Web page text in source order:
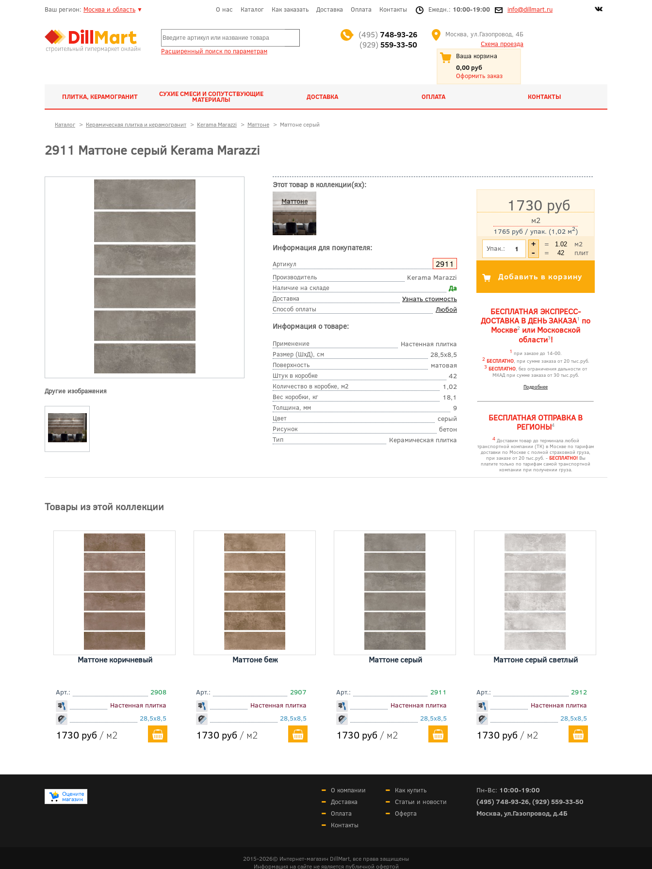
Ваш регион: Москва и область ▼ О нас Каталог Как заказать Доставка Оплата Контакты Ежедн.: 10:00-19:00 info@dillmart.ru
строительный гипермаркет онлайн Расширенный поиск по параметрам
(495) 748-93-26
(929) 559-33-50
Москва, ул.Газопровод, 4Б
Схема проезда
Ваша корзина
0,00 руб
Оформить заказ
ПЛИТКА, КЕРАМОГРАНИТ СУХИЕ СМЕСИ И СОПУТСТВУЮЩИЕ
МАТЕРИАЛЫ ДОСТАВКА ОПЛАТА КОНТАКТЫ
Каталог > Керамическая плитка и керамогранит > Kerama Marazzi > Маттоне > Маттоне серый
2911 Маттоне серый Kerama Marazzi
Другие изображения
Этот товар в коллекции(ях):
Маттоне
Информация для покупателя:
Артикул 2911
Производитель Kerama Marazzi
Наличие на складе Да
Доставка Узнать стоимость
Способ оплаты Любой
Информация о товаре:
Применение Настенная плитка
Размер (ШхД), см 28,5x8,5
Поверхность матовая
Штук в коробке 42
Количество в коробке, м2 1,02
Вес коробки, кг 18,1
Толщина, мм 9
Цвет серый
Рисунок бетон
Тип Керамическая плитка
1730 руб
1765 руб / упак. (1,02 м2)
м2
*Цена указана с учетом НДС
Упак.: =
м2
=
плит
БЕСПЛАТНАЯ ЭКСПРЕСС-
ДОСТАВКА В ДЕНЬ ЗАКАЗА1 по
Москве2 или Московской
области3!
1 при заказе до 14-00.
2 БЕСПЛАТНО, при сумме заказа от 20 тыс.руб.
3 БЕСПЛАТНО, без ограничения дальности от
МКАД при сумме заказа от 30 тыс.руб.
Подробнее
БЕСПЛАТНАЯ ОТПРАВКА В
РЕГИОНЫ4
4Доставим товар до терминала любой
транспортной компании (ТК) в Москве по тарифам
доставки по Москве с полной страховкой груза,
при заказе от 20 тыс.руб. - БЕСПЛАТНО!Вы
платите только по тарифам самой транспортной
компании при получении груза.
Товары из этой коллекции
Маттоне коричневый
Арт.:
2908
Настенная плитка
28,5x8,5
1730 руб / м2
Маттоне беж
Арт.:
2907
Настенная плитка
28,5x8,5
1730 руб / м2
Маттоне серый
Арт.:
2911
Настенная плитка
28,5x8,5
1730 руб / м2
Маттоне серый светлый
Арт.:
2912
Настенная плитка
28,5x8,5
1730 руб / м2
О компании
Как купить
Доставка
Статьи и новости
Оплата
Оферта
Контакты
Пн-Вс: 10:00-19:00
(495) 748-93-26, (929) 559-33-50
Москва, ул.Газопровод, д.4Б
2015-2026© Интернет-магазин DillMart, все права защищены
Информация на сайте не является публичной офертой